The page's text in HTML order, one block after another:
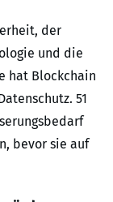
der
und die
hat Blockchain
51
bevor sie auf